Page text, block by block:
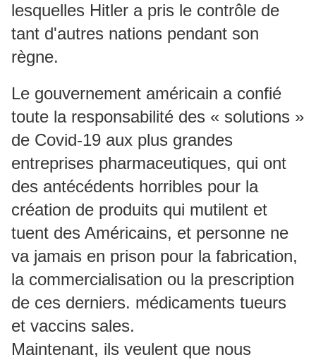
lesquelles Hitler a pris le contrôle de
tant d'autres nations pendant son
règne.
Le gouvernement américain a confié
toute la responsabilité des « solutions »
de Covid-19 aux plus grandes
entreprises pharmaceutiques, qui ont
des antécédents horribles pour la
création de produits qui mutilent et
tuent des Américains, et personne ne
va jamais en prison pour la fabrication,
la commercialisation ou la prescription
de ces derniers. médicaments tueurs
et vaccins sales.
Maintenant, ils veulent que nous